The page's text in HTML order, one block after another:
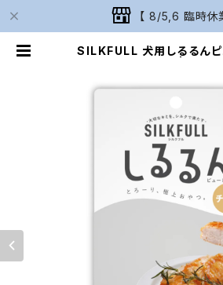
【 8/5,6 臨時休
SILKFULL 犬用しるるんピ